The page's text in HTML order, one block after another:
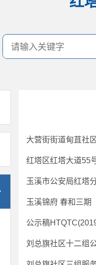
大营街街道甸苴社
红塔区红塔大道55
玉溪市公安局红塔
玉溪锦府 春和三期
公示稿
刘总旗社区十二组